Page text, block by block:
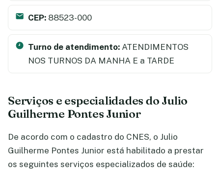
CEP: 88523-000
Turno de atendimento: ATENDIMENTOS
NOS TURNOS DA MANHA E a TARDE
Serviços e especialidades do Julio
Guilherme Pontes Junior
De acordo com o cadastro do CNES, o Julio
Guilherme Pontes Junior está habilitado a prestar
os seguintes serviços especializados de saúde: